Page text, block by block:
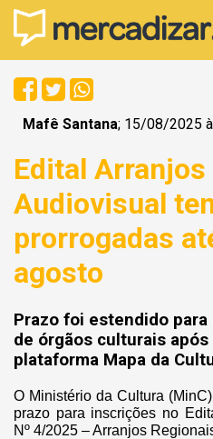
Mafê Santana; 15/08/2025
Edital
Audiovisual
prorrogadas
agosto
Prazo foi estendido
de órgãos culturais
plataforma Mapa da
O Ministério da Cultura
prazo para inscrições no
Nº 4/2025 – Arranjos